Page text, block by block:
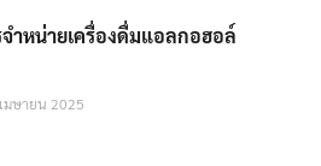
ำหน่ายเครื่องดื่มแอลกอฮอล์
มษายน 2025